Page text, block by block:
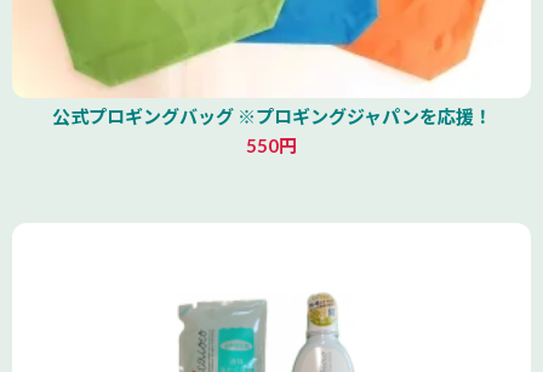
公式プロギングバッグ ※プロギングジャパンを応援！
550円